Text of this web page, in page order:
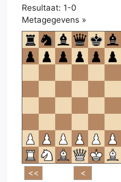
Resultaat: 1-0
Metagegevens »
om
te
openen.